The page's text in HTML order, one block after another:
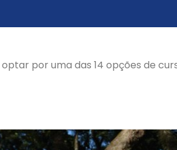
por uma das 14 opções de